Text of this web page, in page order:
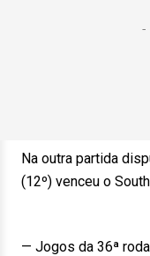
Na outra partida
(12º) venceu o
— Jogos da 36ª